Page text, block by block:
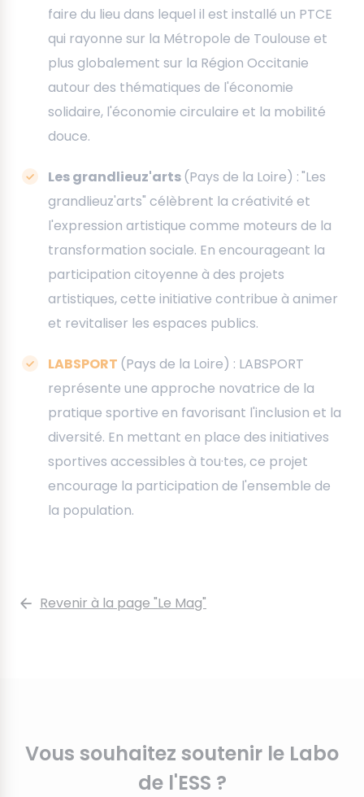
faire du lieu dans lequel il est installé un PTCE
qui rayonne sur la Métropole de Toulouse et
plus globalement sur la Région Occitanie
autour des thématiques de l'économie
solidaire, l'économie circulaire et la mobilité
douce.
Les grandlieuz'arts(Pays de la Loire) :"Les
grandlieuz'arts" célèbrent la créativité et
l'expression artistique comme moteurs de la
transformation sociale. En encourageant la
participation citoyenne à des projets
artistiques, cette initiative contribue à animer
et revitaliser les espaces publics.
LABSPORT (Pays de la Loire) : LABSPORT
représente une approche novatrice de la
pratique sportive en favorisant l'inclusion et la
diversité. En mettant en place des initiatives
sportives accessibles à tou·tes, ce projet
encourage la participation de l'ensemble de
la population.
Revenir à la page "Le Mag"
Vous souhaitez soutenir le Labo
de l'ESS ?